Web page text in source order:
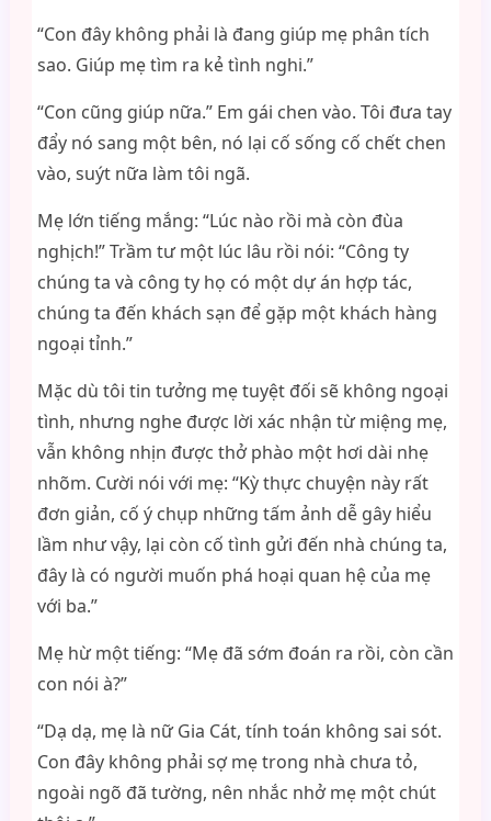
“Con đây không phải là đang giúp mẹ phân tích
sao. Giúp mẹ tìm ra kẻ tình nghi.”
“Con cũng giúp nữa.” Em gái chen vào. Tôi đưa tay
đẩy nó sang một bên, nó lại cố sống cố chết chen
vào, suýt nữa làm tôi ngã.
Mẹ lớn tiếng mắng: “Lúc nào rồi mà còn đùa
nghịch!” Trầm tư một lúc lâu rồi nói: “Công ty
chúng ta và công ty họ có một dự án hợp tác,
chúng ta đến khách sạn để gặp một khách hàng
ngoại tỉnh.”
Mặc dù tôi tin tưởng mẹ tuyệt đối sẽ không ngoại
tình, nhưng nghe được lời xác nhận từ miệng mẹ,
vẫn không nhịn được thở phào một hơi dài nhẹ
nhõm. Cười nói với mẹ: “Kỳ thực chuyện này rất
đơn giản, cố ý chụp những tấm ảnh dễ gây hiểu
lầm như vậy, lại còn cố tình gửi đến nhà chúng ta,
đây là có người muốn phá hoại quan hệ của mẹ
với ba.”
Mẹ hừ một tiếng: “Mẹ đã sớm đoán ra rồi, còn cần
con nói à?”
“Dạ dạ, mẹ là nữ Gia Cát, tính toán không sai sót.
Con đây không phải sợ mẹ trong nhà chưa tỏ,
ngoài ngõ đã tường, nên nhắc nhở mẹ một chút